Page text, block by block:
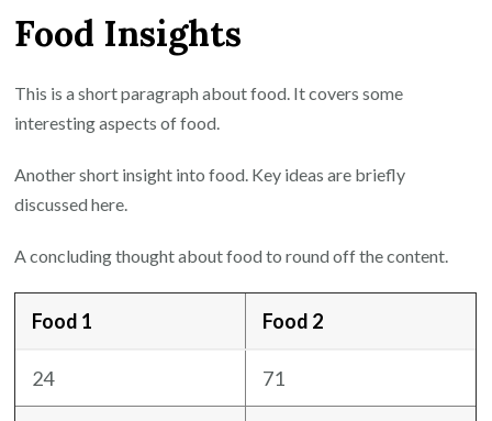
Food Insights
This is a short paragraph about food. It covers some
interesting aspects of food.
Another short insight into food. Key ideas are briefly
discussed here.
A concluding thought about food to round off the content.
Food 1 Food 2
24 71